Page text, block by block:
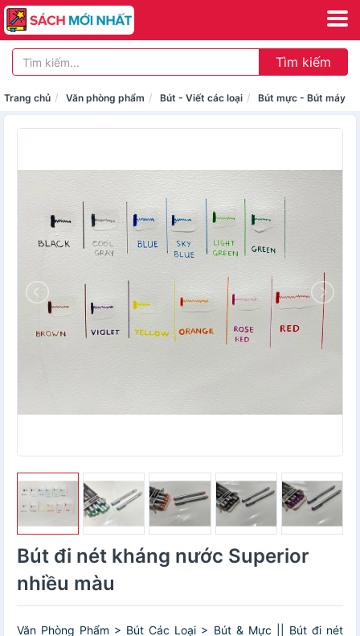
Tìm kiếm
Trang chủ Văn phòng phẩm Bút - Viết các loại Bút mực - Bút máy
Bút đi nét kháng nước Superior
nhiều màu
Văn Phòng Phẩm > Bút Các Loại > Bút & Mực || Bút đi nét